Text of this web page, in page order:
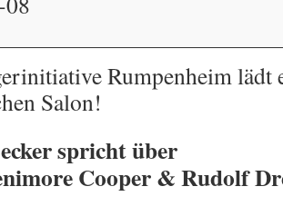
Rumpenheim lädt
Salon!
spricht über
Cooper & Rudolf